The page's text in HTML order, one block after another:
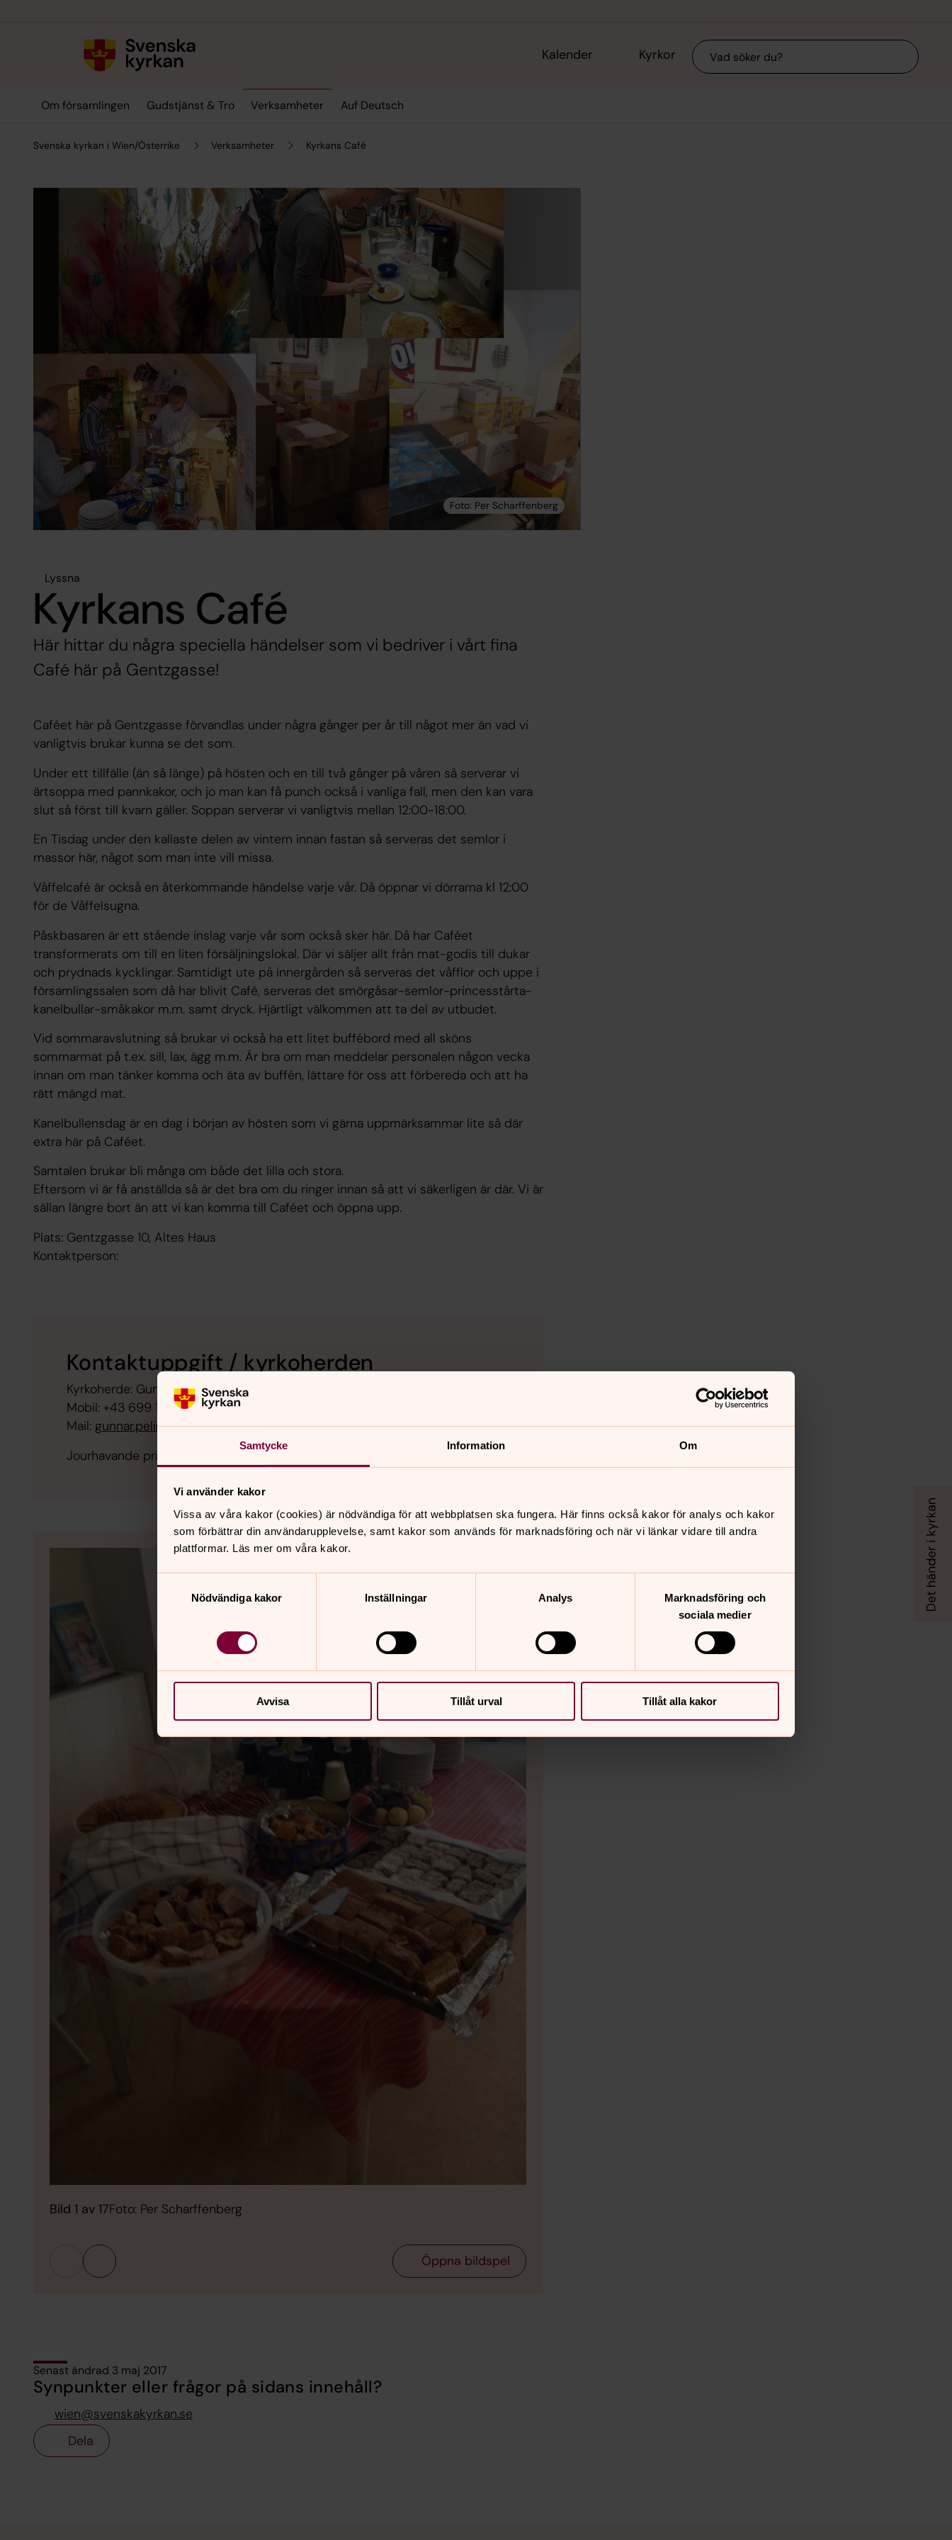
Samtycke Information Om
Vi använder kakor
Vissa av våra kakor (cookies) är nödvändiga för att webbplatsen ska fungera. Här finns också kakor för analys och kakor
som förbättrar din användarupplevelse, samt kakor som används för marknadsföring och när vi länkar vidare till andra
plattformar. Läs mer om våra kakor.
Nödvändiga kakor
Inställningar Analys
Marknadsföring och
sociala medier
Avvisa Tillåt urval Tillåt alla kakor
Kalender Kyrkor Sök
Om församlingen Gudstjänst & Tro Verksamheter Auf Deutsch
Svenska kyrkan i Wien/Österrike Verksamheter Kyrkans Café
Lyssna
Kyrkans Café
Här hittar du några speciella händelser som vi bedriver i vårt fina
Café här på Gentzgasse!
Caféet här på Gentzgasse förvandlas under några gånger per år till något mer än vad vi
vanligtvis brukar kunna se det som.
Under ett tillfälle (än så länge) på hösten och en till två gånger på våren så serverar vi
ärtsoppa med pannkakor, och jo man kan få punch också i vanliga fall, men den kan vara
slut så först till kvarn gäller. Soppan serverar vi vanligtvis mellan 12:00-18:00.
En Tisdag under den kallaste delen av vintern innan fastan så serveras det semlor i
massor här, något som man inte vill missa.
Våffelcafé är också en återkommande händelse varje vår. Då öppnar vi dörrarna kl 12:00
för de Våffelsugna.
Påskbasaren är ett stående inslag varje vår som också sker här. Då har Caféet
transformerats om till en liten försäljningslokal. Där vi säljer allt från mat-godis till dukar
och prydnads kycklingar. Samtidigt ute på innergården så serveras det våfflor och uppe i
församlingssalen som då har blivit Café, serveras det smörgåsar-semlor-princesstårta-
kanelbullar-småkakor m.m. samt dryck. Hjärtligt välkommen att ta del av utbudet.
Vid sommaravslutning så brukar vi också ha ett litet buffébord med all sköns
sommarmat på t.ex. sill, lax, ägg m.m. Är bra om man meddelar personalen någon vecka
innan om man tänker komma och äta av buffén, lättare för oss att förbereda och att ha
rätt mängd mat.
Kanelbullensdag är en dag i början av hösten som vi gärna uppmärksammar lite så där
extra här på Caféet.
Samtalen brukar bli många om både det lilla och stora.
Eftersom vi är få anställda så är det bra om du ringer innan så att vi säkerligen är där. Vi är
sällan längre bort än att vi kan komma till Caféet och öppna upp.
Plats: Gentzgasse 10, Altes Haus
Kontaktperson:
Kontaktuppgift / kyrkoherden
Kyrkoherde: Gunnar Pelinka
Mobil: +43 699 194 77 205
Mail: gunnar.pelinka@svenskakyrkan.se
Jourhavande präst i Sverige: Se länk allra längst ner på sidan.
Bild 1 av 17Foto: Per Scharffenberg
Öppna bildspel
Senast ändrad 3 maj 2017
Synpunkter eller frågor på sidans innehåll?
wien@svenskakyrkan.se
Dela